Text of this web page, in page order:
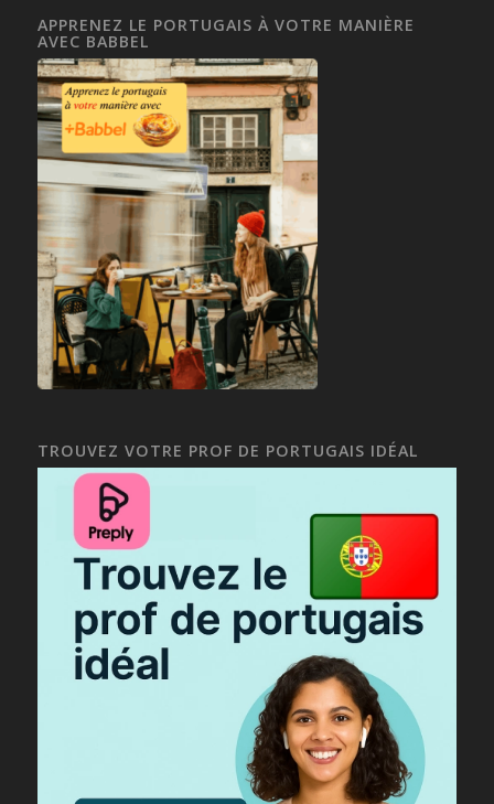
APPRENEZ LE PORTUGAIS À VOTRE MANIÈRE
AVEC BABBEL
TROUVEZ VOTRE PROF DE PORTUGAIS IDÉAL